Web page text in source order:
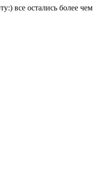
все остались более чем